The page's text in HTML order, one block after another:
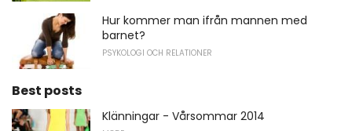
Hur kommer man ifrån mannen med
barnet?
PSYKOLOGI OCH RELATIONER
Best posts
Klänningar - Vårsommar 2014